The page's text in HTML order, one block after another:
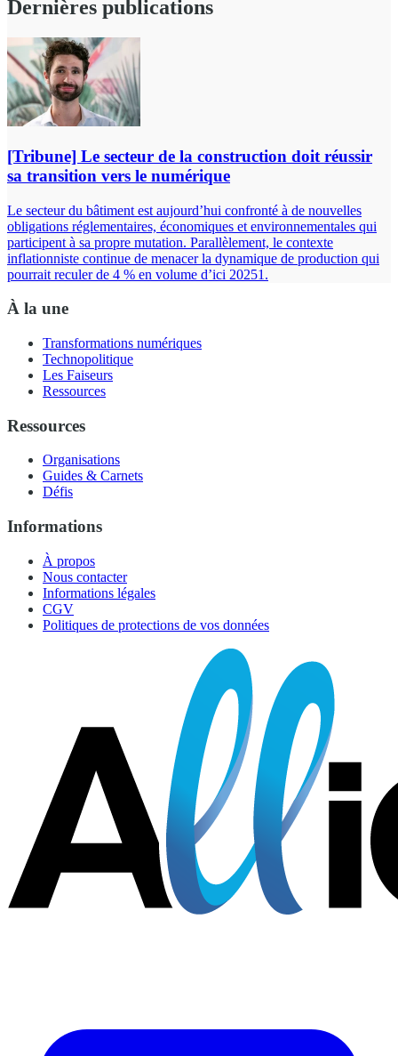
Dernières publications
[Tribune] Le secteur de la construction doit réussir
sa transition vers le numérique
Le secteur du bâtiment est aujourd’hui confronté à de nouvelles
obligations réglementaires, économiques et environnementales qui
participent à sa propre mutation. Parallèlement, le contexte
inflationniste continue de menacer la dynamique de production qui
pourrait reculer de 4 % en volume d’ici 20251.
À la une
Transformations numériques
Technopolitique
Les Faiseurs
Ressources
Ressources
Organisations
Guides & Carnets
Défis
Informations
À propos
Nous contacter
Informations légales
CGV
Politiques de protections de vos données